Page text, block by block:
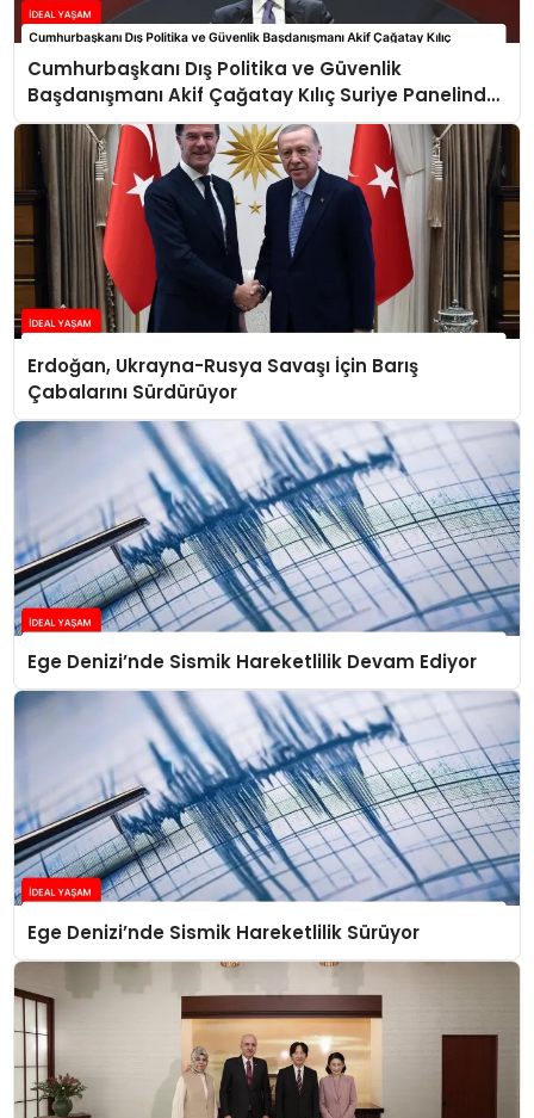
Cumhurbaşkanı Dış Politika ve Güvenlik
Başdanışmanı Akif Çağatay Kılıç Suriye Panelinde
Konuştu
Erdoğan, Ukrayna-Rusya Savaşı İçin Barış
Çabalarını Sürdürüyor
Ege Denizi’nde Sismik Hareketlilik Devam Ediyor
Ege Denizi’nde Sismik Hareketlilik Sürüyor